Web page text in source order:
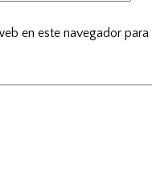
en este navegador